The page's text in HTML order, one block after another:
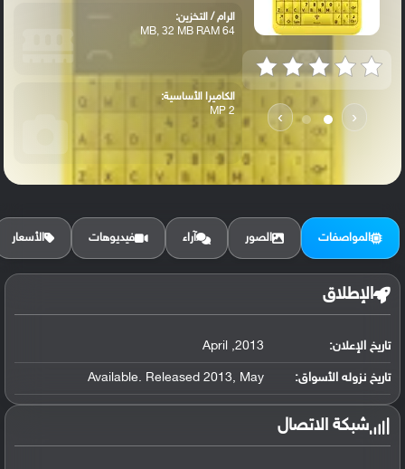
‹
›
الرام / التخزين:
64 MB, 32 MB RAM
الكاميرا الأساسية:
2 MP
المواصفات الصور آراء فيديوهات الأسعار
الإطلاق
تاريخ الإعلان: 2013, April
تاريخ نزوله الأسواق: Available. Released 2013, May
شبكة الاتصال